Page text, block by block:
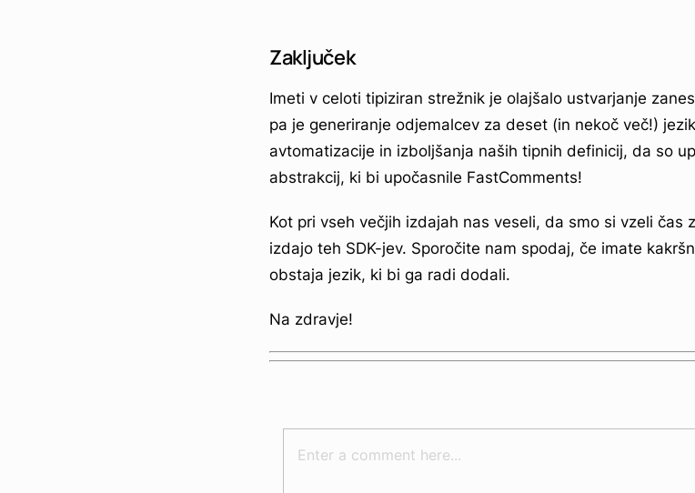
Zaključek
Imeti v celoti tipiziran strežnik je olajšalo ustvarjanje
pa je generiranje odjemalcev za deset (in nekoč več!)
avtomatizacije in izboljšanja naših tipnih definicij, da so
abstrakcij, ki bi upočasnile FastComments!
Kot pri vseh večjih izdajah nas veseli, da smo si vzeli čas
izdajo teh SDK-jev. Sporočite nam spodaj, če imate
obstaja jezik, ki bi ga radi dodali.
Na zdravje!